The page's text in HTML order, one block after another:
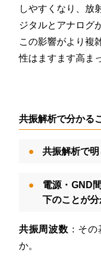
しやすくなり、放
ジタルとアナログ
この影響がより複
性はますます高ま
共振解析で分かる
共振解析で
電源・GND
下のことが分
共振周波数 ：そ
か。